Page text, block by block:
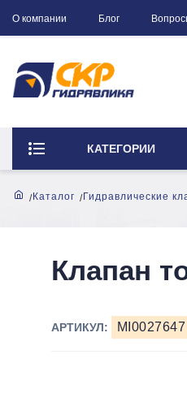
О компании Блог
КАТЕГОРИИ
Каталог Гидравлические
Клапан
АРТИКУЛ: MI0027647